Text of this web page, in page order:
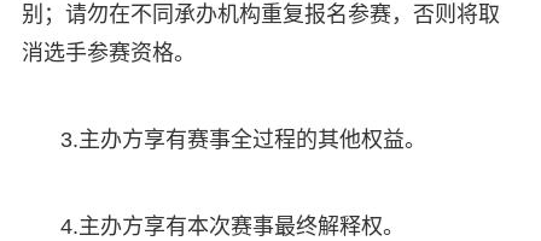
别；请勿在不同承办机构重复报名参赛，否则将取
消选手参赛资格。
3.主办方享有赛事全过程的其他权益。
4.主办方享有本次赛事最终解释权。